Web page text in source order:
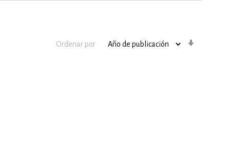
Ordenar por